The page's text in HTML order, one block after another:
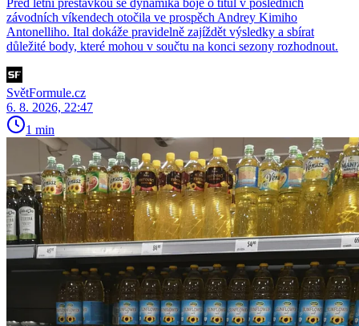
Před letní přestávkou se dynamika boje o titul v posledních
závodních víkendech otočila ve prospěch Andrey Kimiho
Antonelliho. Ital dokáže pravidelně zajíždět výsledky a sbírat
důležité body, které mohou v součtu na konci sezony rozhodnout.
SvětFormule.cz
6. 8. 2026, 22:47
1 min